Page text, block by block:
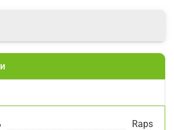
Raps